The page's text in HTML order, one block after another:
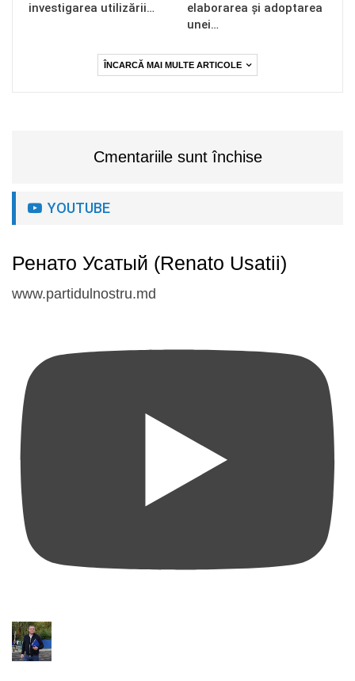
investigarea utilizării…
elaborarea și adoptarea
unei…
ÎNCARCĂ MAI MULTE ARTICOLE
Cmentariile sunt închise
YOUTUBE
Ренато Усатый (Renato Usatii)
www.partidulnostru.md